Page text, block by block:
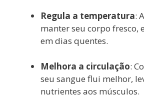
Regula a temperatura:
manter seu corpo fresco,
em dias quentes.
Melhora a circulação:
seu sangue flui melhor,
nutrientes aos músculos.